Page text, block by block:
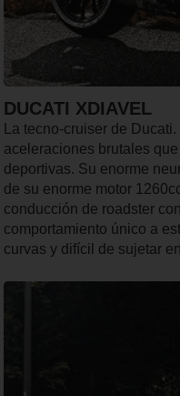
DUCATI XDIAVEL
La tecno-cruiser de
aceleraciones brutales
deportivas. Su enorme
de su enorme motor
conducción de roadster
comportamiento único a
curvas y difícil de sujetar